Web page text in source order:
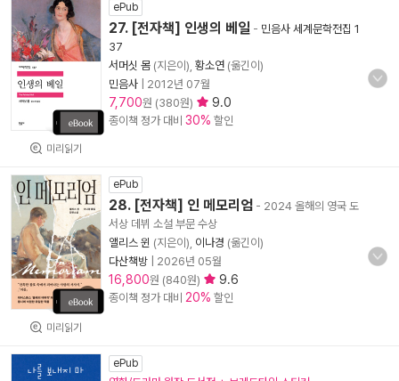
미리읽기
ePub
27. [전자책] 인생의 베일 - 민음사 세계문학전집 1
37
서머싯 몸 (지은이), 황소연 (옮긴이)
민음사
2012년 07월
7,700원 (380원) 9.0
종이책 정가 대비 30% 할인
미리읽기
ePub
28. [전자책] 인 메모리엄 - 2024 올해의 영국 도
서상 데뷔 소설 부문 수상
앨리스 윈 (지은이), 이나경 (옮긴이)
다산책방
2026년 05월
16,800원 (840원) 9.6
종이책 정가 대비 20% 할인
ePub